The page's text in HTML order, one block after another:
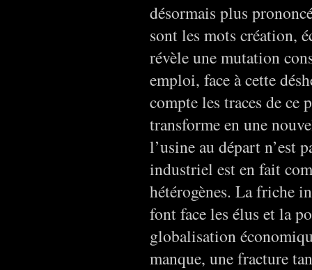
désormais plus
sont les mots création,
révèle une mutation
emploi, face à cette
compte les traces de ce
transforme en une
l’usine au départ n’est
industriel est en fait
hétérogènes. La friche
font face les élus et la
globalisation
manque, une fracture